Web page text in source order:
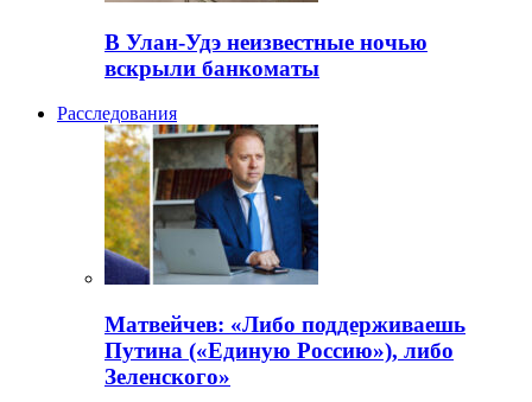
В Улан-Удэ неизвестные ночью
вскрыли банкоматы
Расследования
Матвейчев: «Либо поддерживаешь
Путина («Единую Россию»), либо
Зеленского»